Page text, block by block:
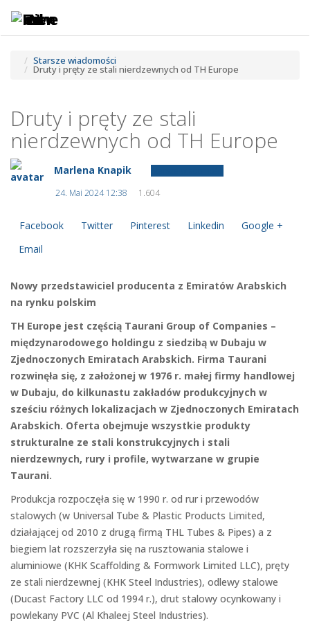
Starsze wiadomości
Druty i pręty ze stali nierdzewnych od TH Europe
Druty i pręty ze stali
nierdzewnych od TH Europe
Marlena Knapik
24. Mai 2024 12:38
1.604
Facebook Twitter Pinterest Linkedin
Google +
Email
Nowy przedstawiciel producenta z Emiratów Arabskich
na rynku polskim
TH Europe jest częścią Taurani Group of Companies –
międzynarodowego holdingu z siedzibą w Dubaju w
Zjednoczonych Emiratach Arabskich. Firma Taurani
rozwinęła się, z założonej w 1976 r. małej firmy handlowej
w Dubaju, do kilkunastu zakładów produkcyjnych w
sześciu różnych lokalizacjach w Zjednoczonych Emiratach
Arabskich. Oferta obejmuje wszystkie produkty
strukturalne ze stali konstrukcyjnych i stali
nierdzewnych, rury i profile, wytwarzane w grupie
Taurani.
Produkcja rozpoczęła się w 1990 r. od rur i przewodów
stalowych (w Universal Tube & Plastic Products Limited,
działającej od 2010 z drugą firmą THL Tubes & Pipes) a z
biegiem lat rozszerzyła się na rusztowania stalowe i
aluminiowe (KHK Scaffolding & Formwork Limited LLC), pręty
ze stali nierdzewnej (KHK Steel Industries), odlewy stalowe
(Ducast Factory LLC od 1994 r.), drut stalowy ocynkowany i
powlekany PVC (Al Khaleej Steel Industries).